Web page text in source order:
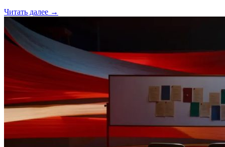
Читать далее →